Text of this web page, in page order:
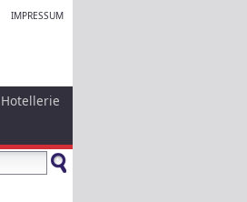
IMPRESSUM
Hotellerie